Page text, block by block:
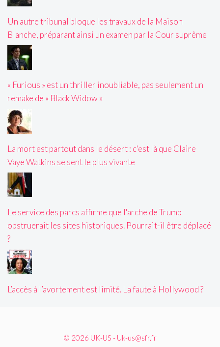
Un autre tribunal bloque les travaux de la Maison
Blanche, préparant ainsi un examen par la Cour suprême
« Furious » est un thriller inoubliable, pas seulement un
remake de « Black Widow »
La mort est partout dans le désert : c'est là que Claire
Vaye Watkins se sent le plus vivante
Le service des parcs affirme que l'arche de Trump
obstruerait les sites historiques. Pourrait-il être déplacé
?
L’accès à l’avortement est limité. La faute à Hollywood ?
© 2026 UK-US - Uk-us@sfr.fr